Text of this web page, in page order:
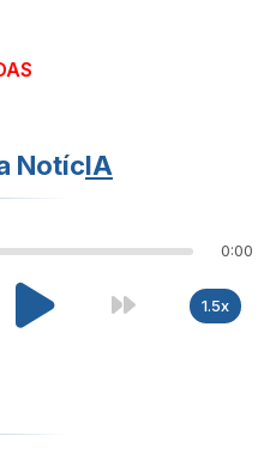
NotícIA
0:00
1.5x